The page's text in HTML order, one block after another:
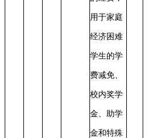
用于家庭
经济困难
学生的学
费减免、
校内奖学
金、助学
金和特殊